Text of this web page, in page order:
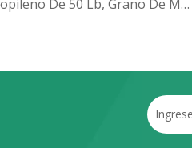
Saco De Polipropileno De 50 Lb, Grano De Maíz Vacío, Alimento Para Animales, Pollos, Aves De Corral, Sacos De Frijol De Rafia Tejida Pp, 20 Kg, 50 Kg, 100 Kg, A La Venta